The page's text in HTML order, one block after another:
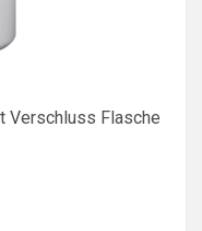
Verschluss Flasche